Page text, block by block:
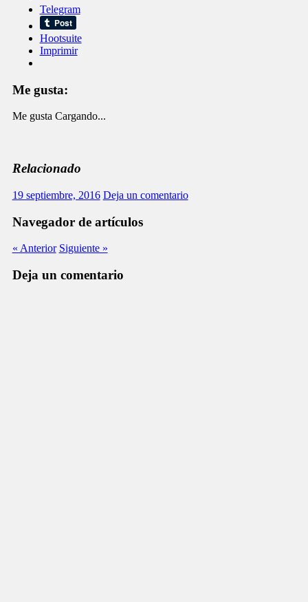
Telegram
Hootsuite
Imprimir
Me gusta:
Me gusta Cargando...
Relacionado
19 septiembre, 2016 Deja un comentario
Navegador de artículos
« Anterior Siguiente »
Deja un comentario